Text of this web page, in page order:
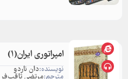
امپراتوری ایران‌(1)
نویسنده:دان ناردو